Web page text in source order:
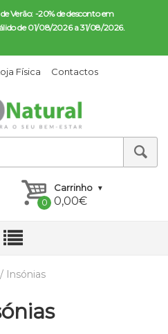
Física Contactos
Carrinho
0,00€
/ Insónias
Verão: -20% de desconto em
de 01/08/2026 a 31/08/2026.